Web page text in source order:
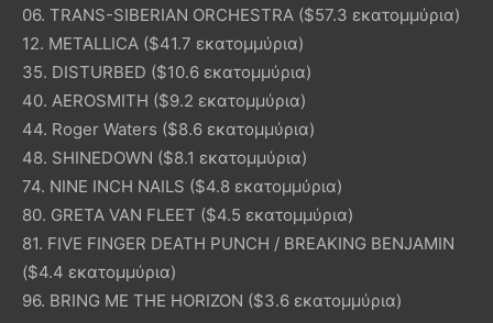
06. TRANS-SIBERIAN ORCHESTRA ($57.3 εκατομμύρια)
12. METALLICA ($41.7 εκατομμύρια)
35. DISTURBED ($10.6 εκατομμύρια)
40. AEROSMITH ($9.2 εκατομμύρια)
44. Roger Waters ($8.6 εκατομμύρια)
48. SHINEDOWN ($8.1 εκατομμύρια)
74. NINE INCH NAILS ($4.8 εκατομμύρια)
80. GRETA VAN FLEET ($4.5 εκατομμύρια)
81. FIVE FINGER DEATH PUNCH / BREAKING BENJAMIN
($4.4 εκατομμύρια)
96. BRING ME THE HORIZON ($3.6 εκατομμύρια)